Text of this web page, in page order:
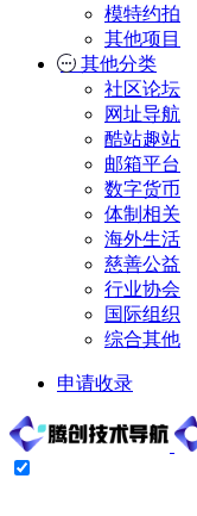
模特约拍
其他项目
其他分类
社区论坛
网址导航
酷站趣站
邮箱平台
数字货币
体制相关
海外生活
慈善公益
行业协会
国际组织
综合其他
申请收录